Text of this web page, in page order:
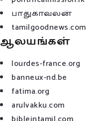
பாதுகாவலன்
tamilgoodnews.com
ஆலயங்கள்
lourdes-france.org
banneux-nd.be
fatima.org
arulvakku.com